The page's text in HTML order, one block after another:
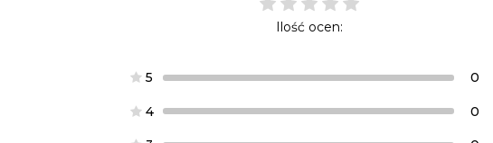
Ilość ocen:
5 0
4 0